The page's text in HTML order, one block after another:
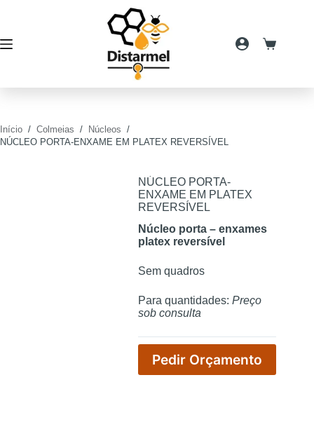
conteúdo
Carrinho
Início / Colmeias / Núcleos /
NÚCLEO PORTA-ENXAME EM PLATEX REVERSÍVEL
NÚCLEO PORTA-
ENXAME EM PLATEX
REVERSÍVEL
Núcleo porta – enxames
platex reversível
Sem quadros
Para quantidades:Preço
sob consulta
Pedir Orçamento